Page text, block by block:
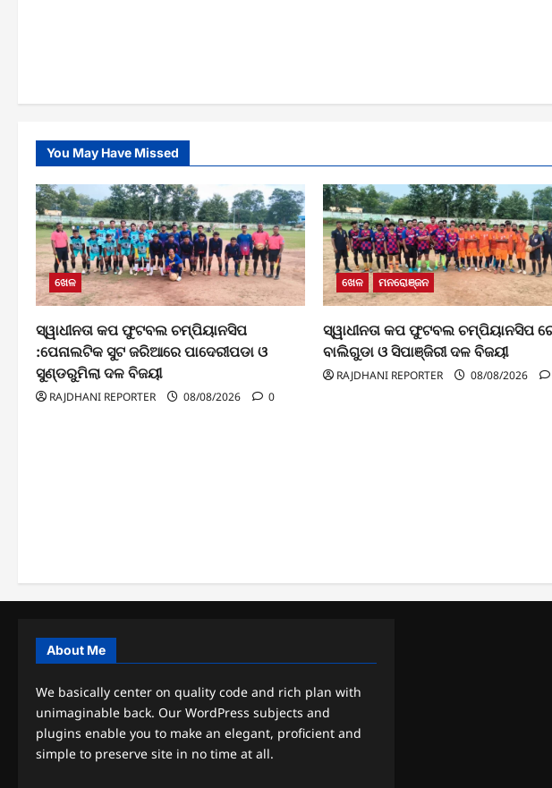
You May Have Missed
ଖେଳ
ସ୍ୱାଧୀନତା କପ ଫୁଟବଲ ଚମ୍ପିୟାନସିପ
:ପେନାଲଟିକ ସୁଟ ଜରିଆରେ ପାଦେରୀପଡା ଓ
ସୁଣ୍ଡରୁମିଲା ଦଳ ବିଜୟୀ
RAJDHANI REPORTER 08/08/2026 0
ଖେଳ ମନରୋଞ୍ଜନ
ସ୍ୱାଧୀନତା କପ ଫୁଟବଲ ଚମ୍ପିୟାନସିପ
ବାଲିଗୁଡା ଓ ସିପାଞ୍ଜିରୀ ଦଳ ବିଜୟୀ
RAJDHANI REPORTER 08/08/2026
About Me
We basically center on quality code and rich plan with
unimaginable back. Our WordPress subjects and
plugins enable you to make an elegant, proficient and
simple to preserve site in no time at all.